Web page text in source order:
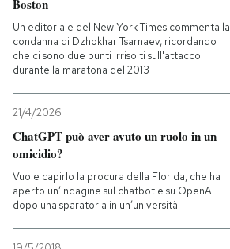
Boston
Un editoriale del New York Times commenta la
condanna di Dzhokhar Tsarnaev, ricordando
che ci sono due punti irrisolti sull'attacco
durante la maratona del 2013
21/4/2026
ChatGPT può aver avuto un ruolo in un
omicidio?
Vuole capirlo la procura della Florida, che ha
aperto un’indagine sul chatbot e su OpenAI
dopo una sparatoria in un’università